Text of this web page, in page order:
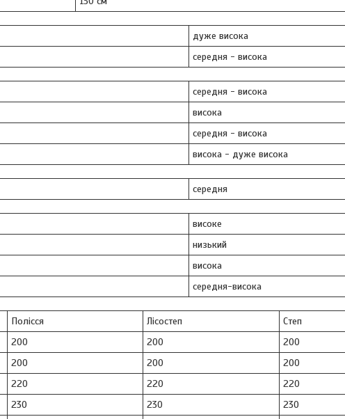
дуже висока
середня - висока
середня - висока
висока
середня - висока
висока - дуже висока
середня
високе
низький
висока
середня-висока
Полісся Лісостеп Степ
200 200
200
200 200
200
220 220
220
230 230 230